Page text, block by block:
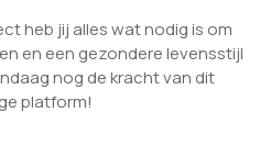
heb jij alles wat nodig is om
en een gezondere levensstijl
nog de kracht van dit
platform!